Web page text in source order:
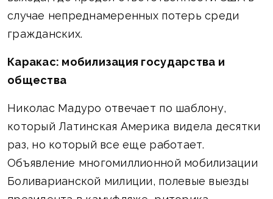
случае непреднамеренных потерь среди
гражданских.
Каракас: мобилизация государства и
общества
Николас Мадуро отвечает по шаблону,
который Латинская Америка видела десятки
раз, но который все еще работает.
Объявление многомиллионной мобилизации
Боливарианской милиции, полевые выезды